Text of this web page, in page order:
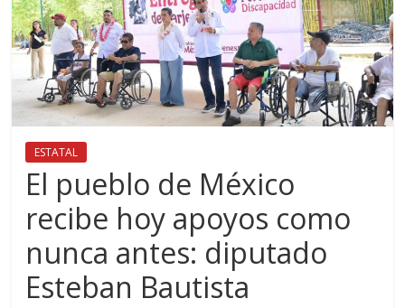
ESTATAL
El pueblo de México
recibe hoy apoyos como
nunca antes: diputado
Esteban Bautista